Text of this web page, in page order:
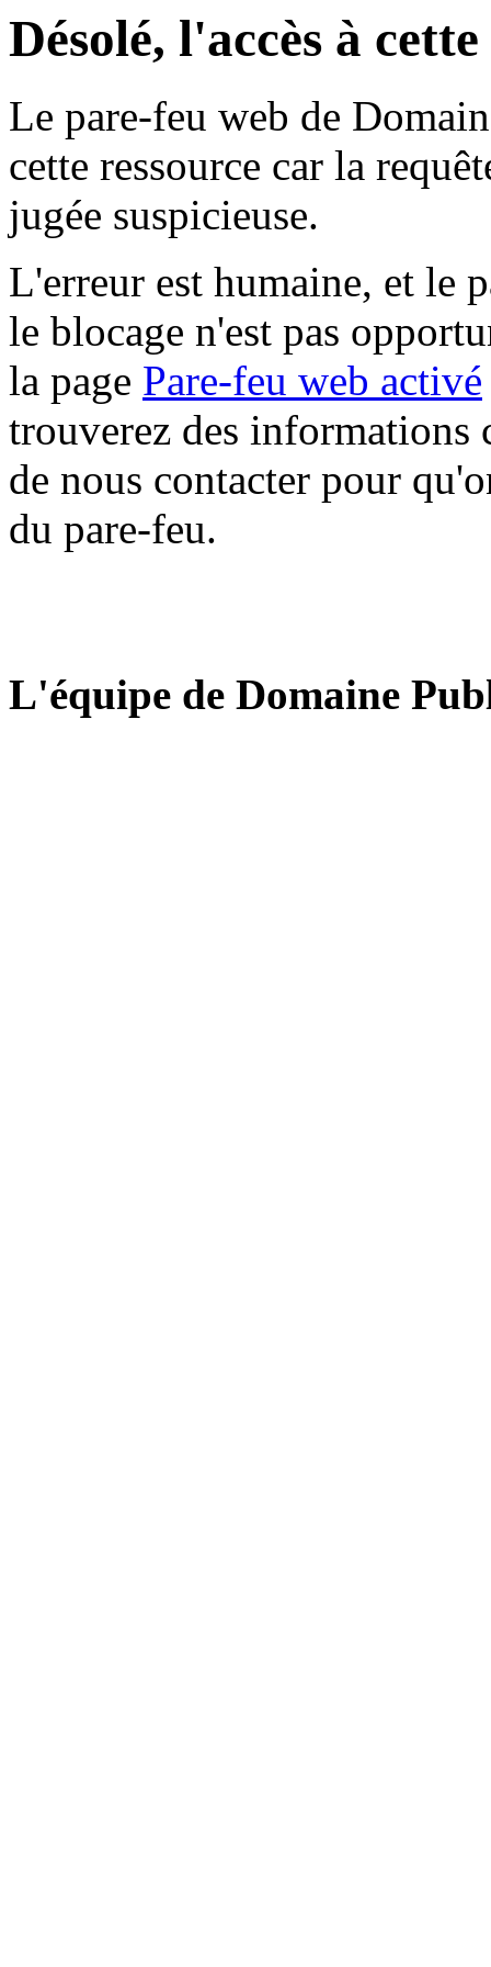
Désolé, l'accès à
Le pare-feu web de
cette ressource car la
jugée suspicieuse.
L'erreur est humaine, et le
le blocage n'est pas
la page Pare-feu web activé
trouverez des informations
de nous contacter pour
du pare-feu.
L'équipe de Domaine